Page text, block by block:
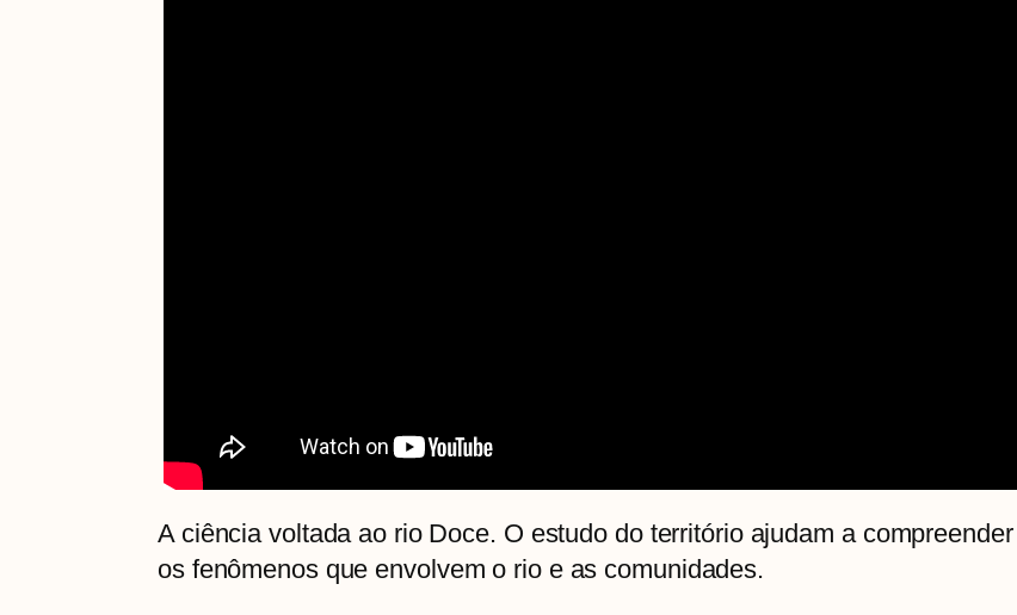
A ciência voltada ao rio Doce. O estudo do território ajudam a compreender
os fenômenos que envolvem o rio e as comunidades.